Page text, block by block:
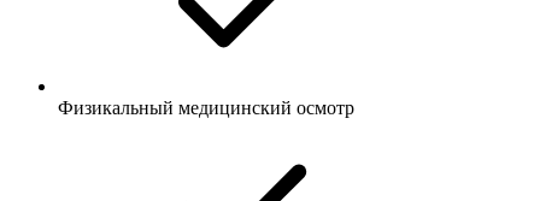
Физикальный медицинский осмотр